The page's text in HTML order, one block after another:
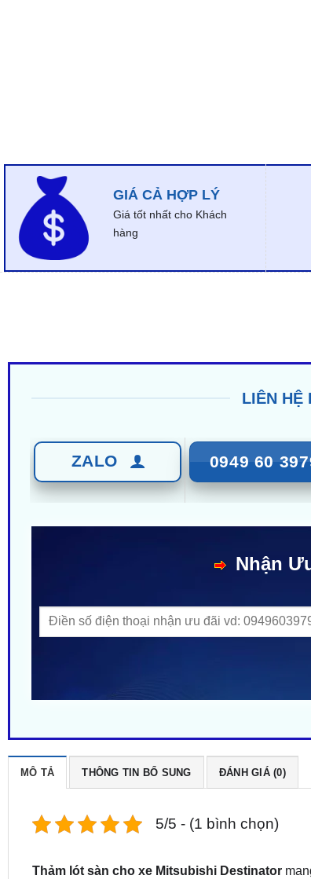
GIÁ CẢ HỢP LÝ
Giá tốt nhất cho Khách
hàng
LIÊN HỆ
ZALO 0949 60
Nhận
MÔ TẢ THÔNG TIN BỔ SUNG ĐÁNH GIÁ (0)
5/5 - (1 bình chọn)
Thảm lót sàn cho xe Mitsubishi Destinator